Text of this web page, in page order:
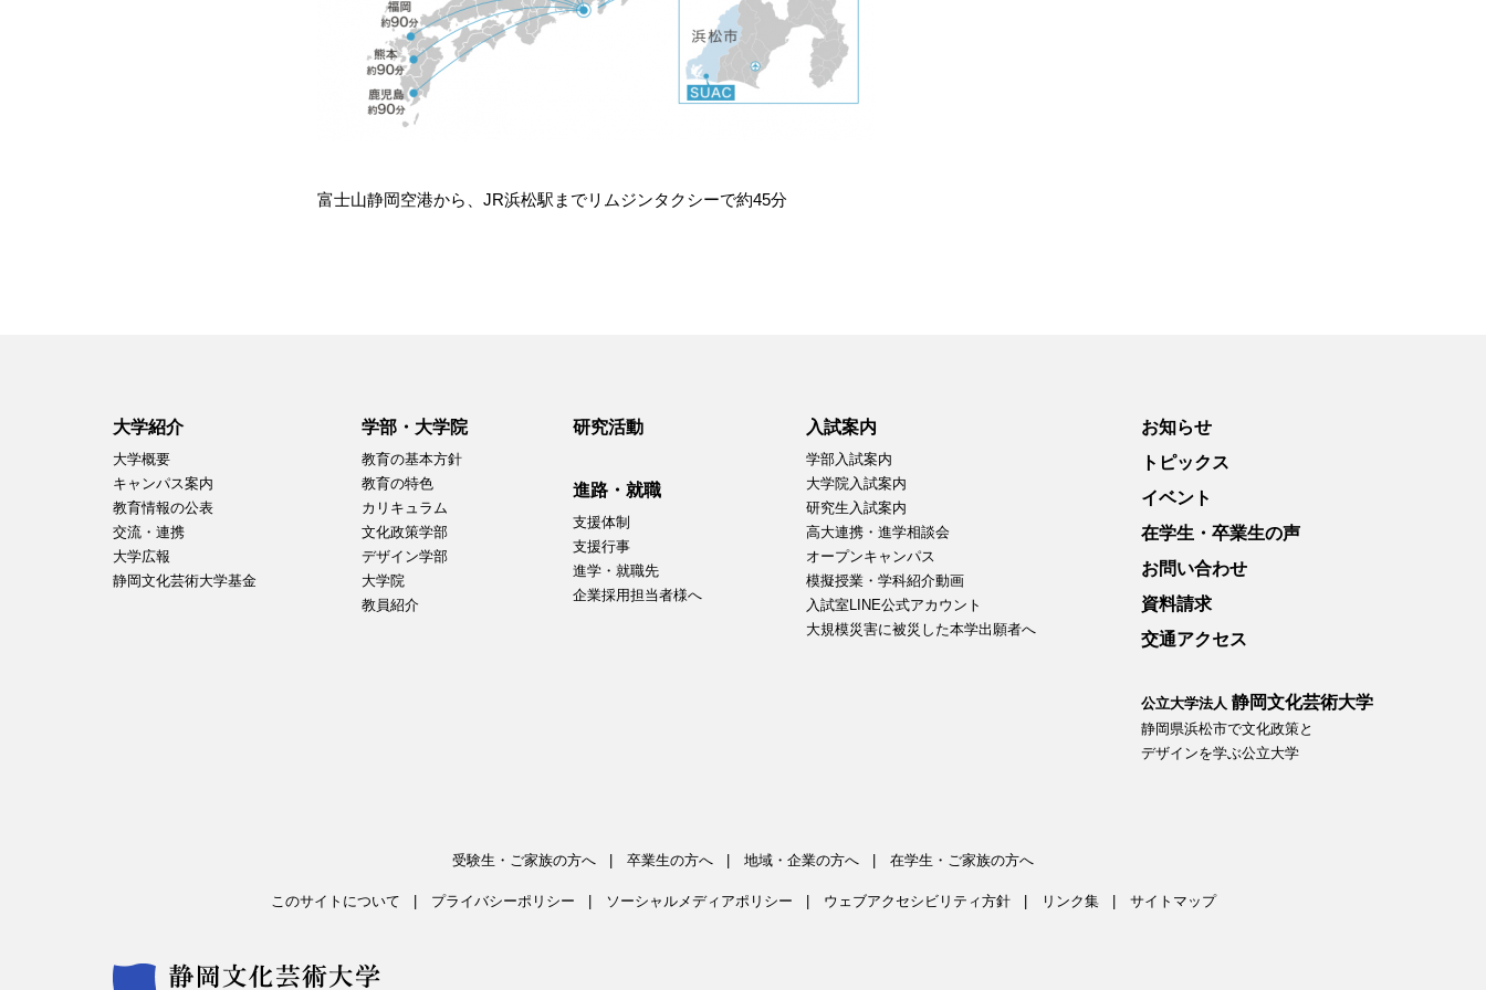
富士山静岡空港から、JR浜松駅までリムジンタクシーで約45分
大学紹介
大学概要
キャンパス案内
教育情報の公表
交流・連携
大学広報
静岡文化芸術大学基金
学部・大学院
教育の基本方針
教育の特色
カリキュラム
文化政策学部
デザイン学部
大学院
教員紹介
研究活動
進路・就職
支援体制
支援行事
進学・就職先
企業採用担当者様へ
入試案内
学部入試案内
大学院入試案内
研究生入試案内
高大連携・進学相談会
オープンキャンパス
模擬授業・学科紹介動画
入試室LINE公式アカウント
大規模災害に被災した本学出願者へ
お知らせ
トピックス
イベント
在学生・卒業生の声
お問い合わせ
資料請求
交通アクセス
公立大学法人 静岡文化芸術大学
静岡県浜松市で文化政策と
デザインを学ぶ公立大学
受験生・ご家族の方へ 卒業生の方へ 地域・企業の方へ 在学生・ご家族の方へ
このサイトについて プライバシーポリシー ソーシャルメディアポリシー ウェブアクセシビリティ方針 リンク集 サイトマップ